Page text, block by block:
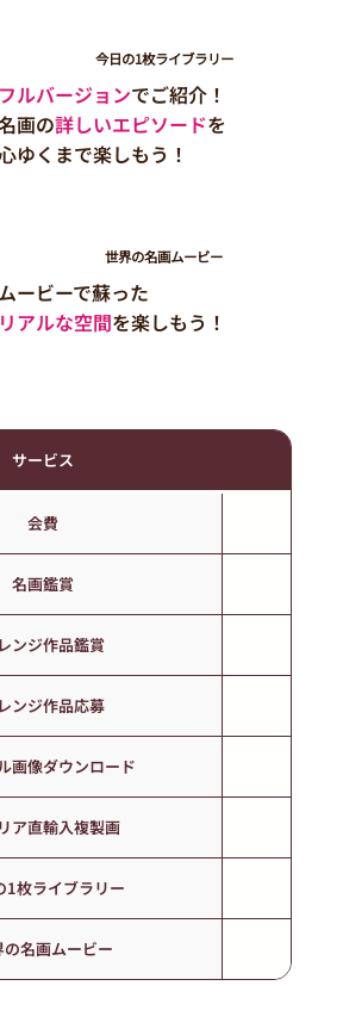
今日の1枚ライブラリー
フルバージョンでご紹介！
画の詳しいエピソードを
ゆくまで楽しもう！
世界の名画ムービー
ムービーで蘇った
リアルな空間を楽しもう！
サービス
会費
名画鑑賞
ンジ作品鑑賞
ンジ作品応募
画像ダウンロード
ア直輸入複製画
1枚ライブラリー
の名画ムービー